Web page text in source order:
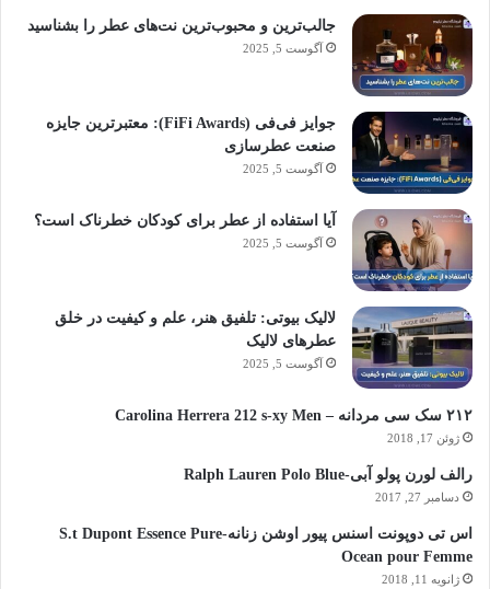
جالب‌ترین و محبوب‌ترین نت‌های عطر را بشناسید
آگوست 5, 2025
جوایز فی‌فی (FiFi Awards): معتبرترین جایزه
صنعت عطرسازی
آگوست 5, 2025
آیا استفاده از عطر برای کودکان خطرناک است؟
آگوست 5, 2025
لالیک بیوتی: تلفیق هنر، علم و کیفیت در خلق
عطرهای لالیک
آگوست 5, 2025
۲۱۲ سک سی مردانه – Carolina Herrera 212 s-xy Men
ژوئن 17, 2018
رالف لورن پولو آبی-Ralph Lauren Polo Blue
دسامبر 27, 2017
اس تی دوپونت اسنس پیور اوشن زنانه-S.t Dupont Essence Pure
Ocean pour Femme
ژانویه 11, 2018